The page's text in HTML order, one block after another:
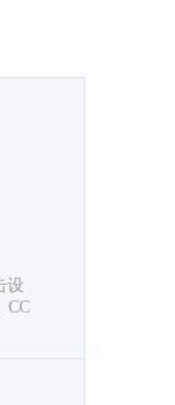
设
CC